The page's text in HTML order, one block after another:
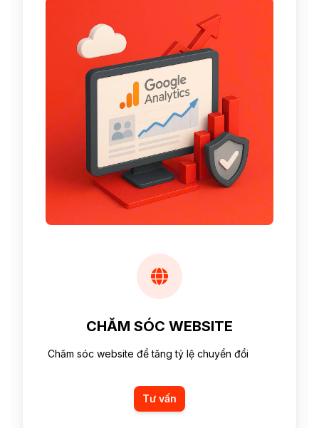
CHĂM SÓC WEBSITE
Chăm sóc website để tăng tỷ lệ chuyển đổi
Tư vấn